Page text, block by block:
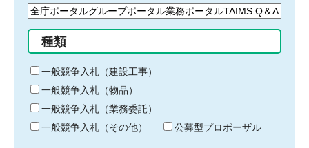
検
る
キ
ー
ワ
ー
ド
種類
一般競争入札（建設工事）
一般競争入札（物品）
一般競争入札（業務委託）
一般競争入札（その他）
公募型プロポーザル